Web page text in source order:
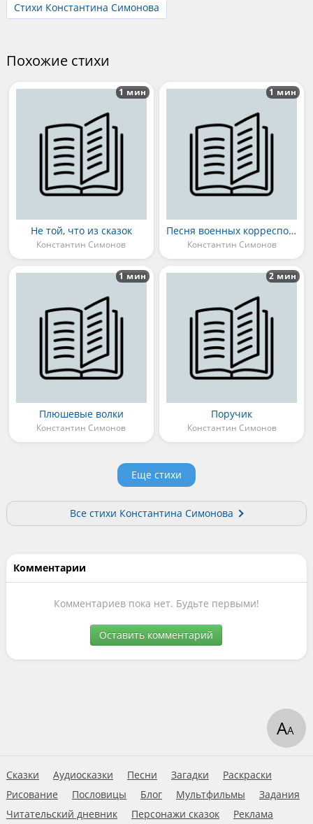
Стихи Константина Симонова
Похожие стихи
Не той, что из сказок
Константин Симонов
1 мин
Песня военных корреспондентов
Константин Симонов
1 мин
Плюшевые волки
Константин Симонов
1 мин
Поручик
Константин Симонов
2 мин
Еще стихи
Все стихи Константина Симонова
Комментарии
Комментариев пока нет. Будьте первыми!
Оставить комментарий
Сказки Аудиосказки Песни Загадки
Раскраски
Рисование
Пословицы Блог Мультфильмы
Задания
Читательский дневник
Персонажи сказок Реклама
АА